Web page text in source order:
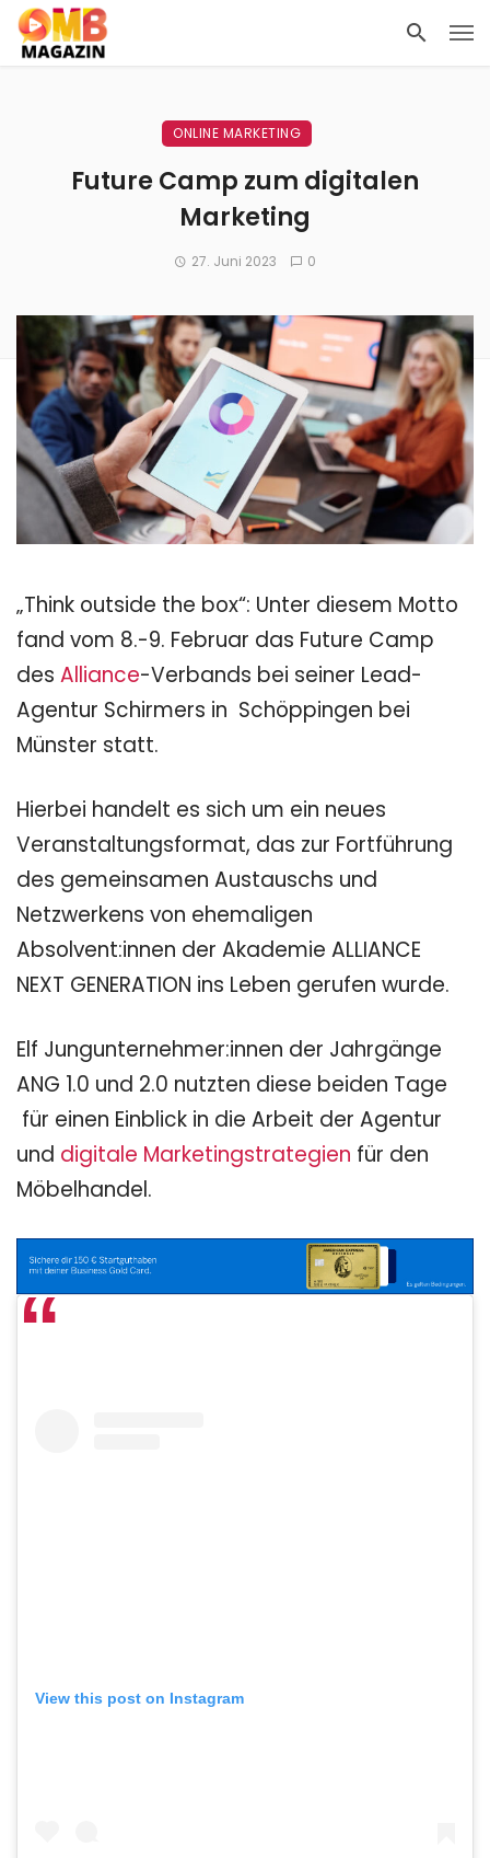
ONLINE MARKETING
Future Camp zum digitalen
Marketing
27. Juni 2023 0
„Think outside the box“: Unter diesem Motto
fand vom 8.-9. Februar das Future Camp
des Alliance-Verbands bei seiner Lead-
Agentur Schirmers in Schöppingen bei
Münster statt.
Hierbei handelt es sich um ein neues
Veranstaltungsformat, das zur Fortführung
des gemeinsamen Austauschs und
Netzwerkens von ehemaligen
Absolvent:innen der Akademie ALLIANCE
NEXT GENERATION ins Leben gerufen wurde.
Elf Jungunternehmer:innen der Jahrgänge
ANG 1.0 und 2.0 nutzten diese beiden Tage
für einen Einblick in die Arbeit der Agentur
und digitale Marketingstrategien für den
Möbelhandel.
View this post on Instagram